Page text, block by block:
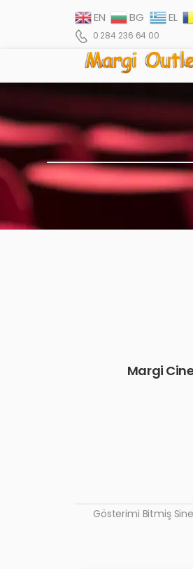
EN BG EL
0 284 236 64 00
Margi
Gösterimi Bitmiş